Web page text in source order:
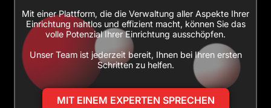
Mit einer Plattform, die die Verwaltung aller Aspekte Ihrer
Einrichtung nahtlos und effizient macht, können Sie das
volle Potenzial Ihrer Einrichtung ausschöpfen.
Unser Team ist jederzeit bereit, Ihnen bei Ihren ersten
Schritten zu helfen.
MIT EINEM EXPERTEN SPRECHEN